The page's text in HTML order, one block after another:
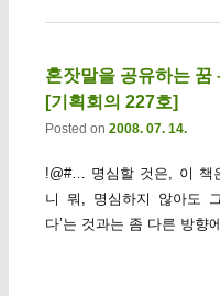
혼잣말을 공유하는 꿈
[기획회의 227호]
Posted on 2008. 07. 14.
!@#… 명심할 것은, 이 책
니 뭐, 명심하지 않아도
다’는 것과는 좀 다른 방향